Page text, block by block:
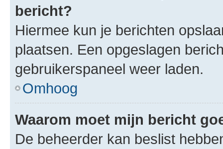
bericht?
Hiermee kun je berichten
plaatsen. Een opgeslagen
gebruikerspaneel weer laden.
Omhoog
Waarom moet mijn bericht
De beheerder kan beslist